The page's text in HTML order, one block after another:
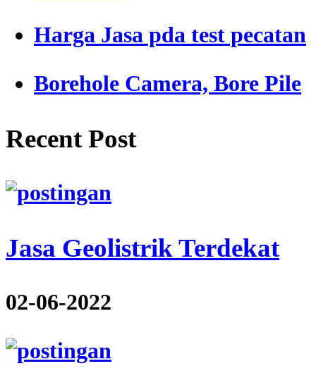
Harga Jasa pda test pecatan
Borehole Camera, Bore Pile
Recent Post
Jasa Geolistrik Terdekat
02-06-2022